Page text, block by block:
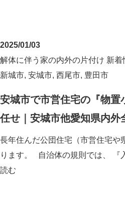
2025/01/03
解体に伴う家の内外の片付け 新着
新城市, 安城市, 西尾市, 豊田市
安城市で市営住宅の『物置
任せ｜安城市他愛知県内外
長年住んだ公団住宅（市営住宅や
ります。 自治体の規則では、 『
読む